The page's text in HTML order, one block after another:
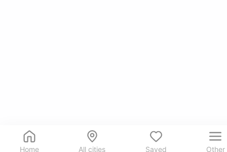
Home All cities Saved Other